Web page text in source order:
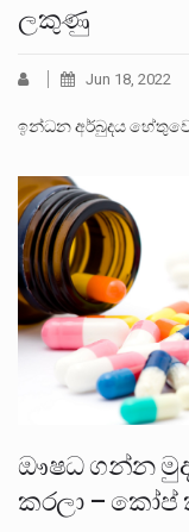
ලකුණු
Jun 18, 2022
ඉන්ධන අර්බුදය
ඖෂධ ගන්න
කරලා – කෝප්